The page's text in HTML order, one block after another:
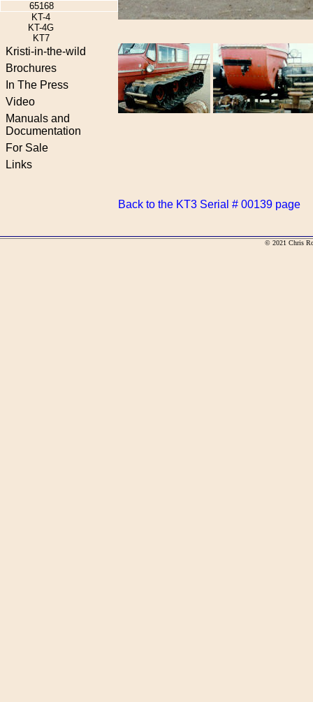
65168
KT-4
KT-4G
KT7
Kristi-in-the-wild
Brochures
In The Press
Video
Manuals and
Documentation
For Sale
Links
Back to the KT3 Serial # 00139 page
© 2021 Chris